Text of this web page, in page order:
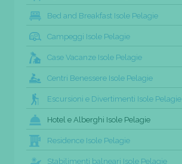
Bed and Breakfast Isole Pelagie
Campeggi Isole Pelagie
Case Vacanze Isole Pelagie
Centri Benessere Isole Pelagie
Escursioni e Divertimenti Isole Pelagie
Hotel e Alberghi Isole Pelagie
Residence Isole Pelagie
Stabilimenti balneari Isole Pelagie